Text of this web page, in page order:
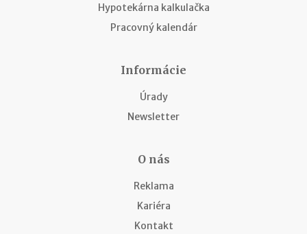
Hypotekárna kalkulačka
Pracovný kalendár
Informácie
Úrady
Newsletter
O nás
Reklama
Kariéra
Kontakt